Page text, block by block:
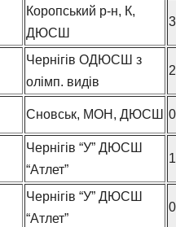
Коропський р-н, К,
ДЮСШ
Чернігів ОДЮСШ з
олімп. видів
Сновськ, МОН, ДЮСШ
Чернігів “У” ДЮСШ
“Атлет”
Чернігів “У” ДЮСШ
“Атлет”